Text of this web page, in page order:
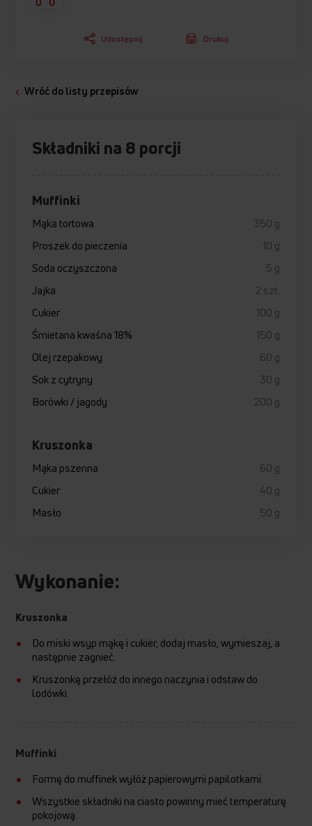
Udostępnij Drukuj
Wróć do listy przepisów
Składniki na 8 porcji
Muffinki
Mąka tortowa
350 g
Proszek do pieczenia
10 g
Soda oczyszczona
5 g
Jajka
2 szt.
Cukier
100 g
Śmietana kwaśna 18%
150 g
Olej rzepakowy
60 g
Sok z cytryny
30 g
Borówki / jagody
200 g
Kruszonka
Mąka pszenna
60 g
Cukier
40 g
Masło
50 g
Wykonanie:
Kruszonka
Do miski wsyp mąkę i cukier, dodaj masło, wymieszaj, a
następnie zagnieć.
Kruszonkę przełóż do innego naczynia i odstaw do
lodówki.
Muffinki
Formę do muffinek wyłóż papierowymi papilotkami.
Wszystkie składniki na ciasto powinny mieć temperaturę
pokojową.